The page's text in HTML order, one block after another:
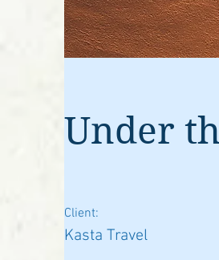
Under
Client:
Kasta Travel